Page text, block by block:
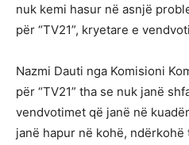
nuk kemi hasur në asnjë
për “TV21”, kryetare e
Nazmi Dauti nga Komisioni
për “TV21” tha se nuk janë
vendvotimet që janë në
janë hapur në kohë,